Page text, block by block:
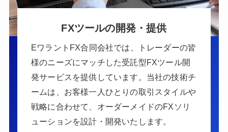
FXツールの開発・提供
EワラントFX合同会社では、トレーダーの皆
様のニーズにマッチした受託型FXツール開
発サービスを提供しています。当社の技術チ
ームは、お客様一人ひとりの取引スタイルや
戦略に合わせて、オーダーメイドのFXソリ
ューションを設計・開発いたします。